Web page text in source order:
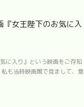
女王陛下のお気に入
に入り』という映画をご存知
も当時映画館で見まして、意